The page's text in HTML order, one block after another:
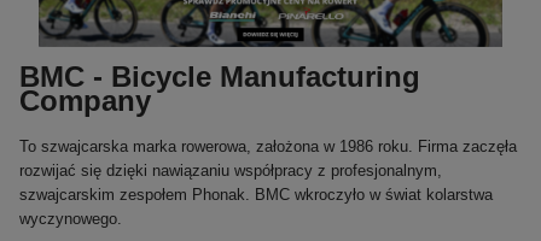
BMC - Bicycle Manufacturing
Company
To szwajcarska marka rowerowa, założona w 1986 roku. Firma zaczęła
rozwijać się dzięki nawiązaniu współpracy z profesjonalnym,
szwajcarskim zespołem Phonak. BMC wkroczyło w świat kolarstwa
wyczynowego.